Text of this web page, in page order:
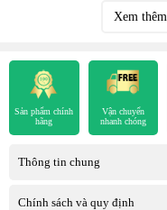
Xem thêm
Sản phẩm chính
hãng
Vận chuyển
nhanh chóng
Thông tin chung
Chính sách và quy định